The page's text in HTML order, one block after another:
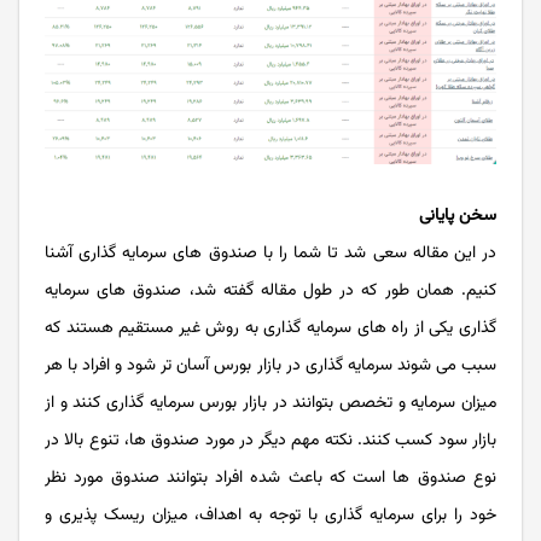
سخن پایانی
در این مقاله سعی شد تا شما را با صندوق های سرمایه گذاری آشنا
کنیم. همان طور که در طول مقاله گفته شد، صندوق های سرمایه
گذاری یکی از راه های سرمایه گذاری به روش غیر مستقیم هستند که
سبب می شوند سرمایه گذاری در بازار بورس آسان تر شود و افراد با هر
میزان سرمایه و تخصص بتوانند در بازار بورس سرمایه گذاری کنند و از
بازار سود کسب کنند. نکته مهم دیگر در مورد صندوق ها، تنوع بالا در
نوع صندوق ها است که باعث شده افراد بتوانند صندوق مورد نظر
خود را برای سرمایه گذاری با توجه به اهداف، میزان ریسک پذیری و